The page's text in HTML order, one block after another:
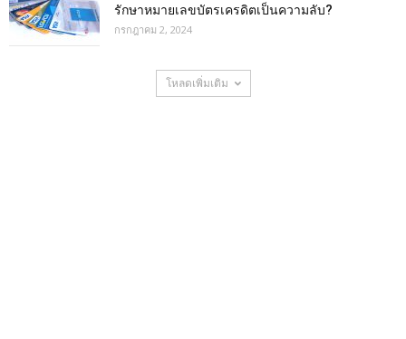
รักษาหมายเลขบัตรเครดิตเป็นความลับ?
กรกฎาคม 2, 2024
โหลดเพิ่มเติม